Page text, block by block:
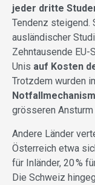
jeder dritte
Tendenz steigend.
ausländischer
Zehntausende
Unis auf Kosten
Trotzdem wurden
grösseren
Andere Länder
Österreich etwa
für Inländer, 20%
Die Schweiz